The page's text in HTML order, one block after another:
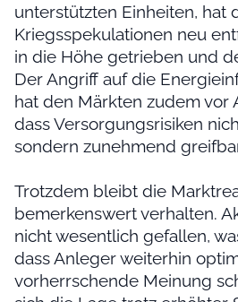
unterstützten Einheiten, hat
Kriegsspekulationen neu
in die Höhe getrieben und
Der Angriff auf die
hat den Märkten zudem vor
dass Versorgungsrisiken
sondern zunehmend
Trotzdem bleibt die
bemerkenswert verhalten.
nicht wesentlich gefallen,
dass Anleger weiterhin
vorherrschende Meinung